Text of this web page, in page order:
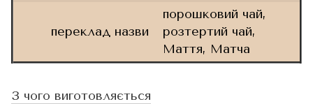
переклад назви
порошковий чай,
розтертий чай,
Маття, Матча
З чого виготовляється